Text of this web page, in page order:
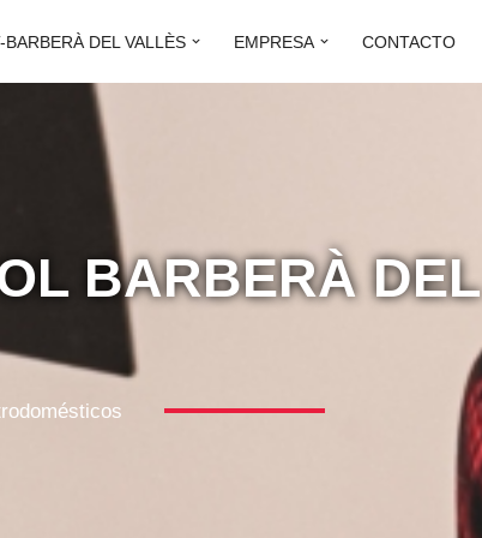
BARBERÀ DEL VALLÈS EMPRESA CONTACTO
BARBERÀ DEL